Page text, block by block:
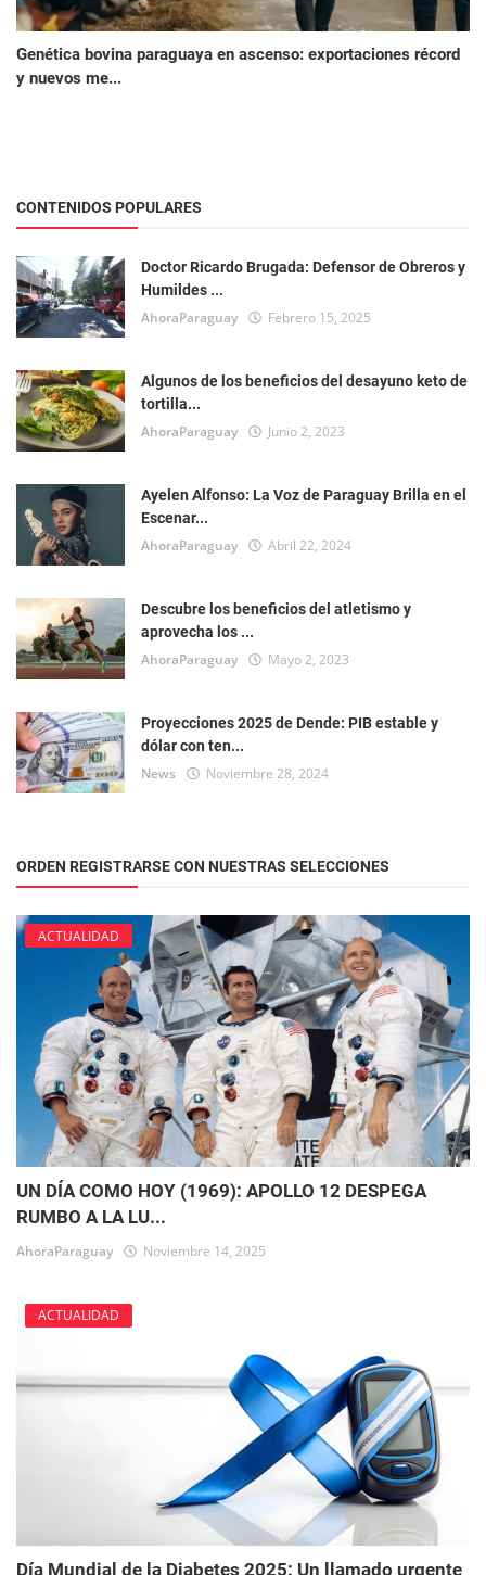
Genética bovina paraguaya en ascenso: exportaciones récord
y nuevos me...
CONTENIDOS POPULARES
Doctor Ricardo Brugada: Defensor de Obreros y
Humildes ...
AhoraParaguay Febrero 15, 2025
Algunos de los beneficios del desayuno keto de
tortilla...
AhoraParaguay Junio 2, 2023
Ayelen Alfonso: La Voz de Paraguay Brilla en el
Escenar...
AhoraParaguay Abril 22, 2024
Descubre los beneficios del atletismo y
aprovecha los ...
AhoraParaguay Mayo 2, 2023
Proyecciones 2025 de Dende: PIB estable y
dólar con ten...
News Noviembre 28, 2024
ORDEN REGISTRARSE CON NUESTRAS SELECCIONES
ACTUALIDAD
UN DÍA COMO HOY (1969): APOLLO 12 DESPEGA
RUMBO A LA LU...
AhoraParaguay Noviembre 14, 2025
ACTUALIDAD
Día Mundial de la Diabetes 2025: Un llamado urgente